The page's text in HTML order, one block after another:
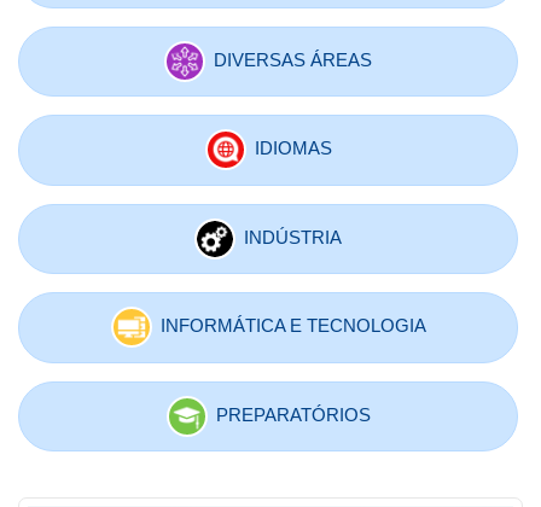
DIVERSAS ÁREAS
IDIOMAS
INDÚSTRIA
INFORMÁTICA E TECNOLOGIA
PREPARATÓRIOS